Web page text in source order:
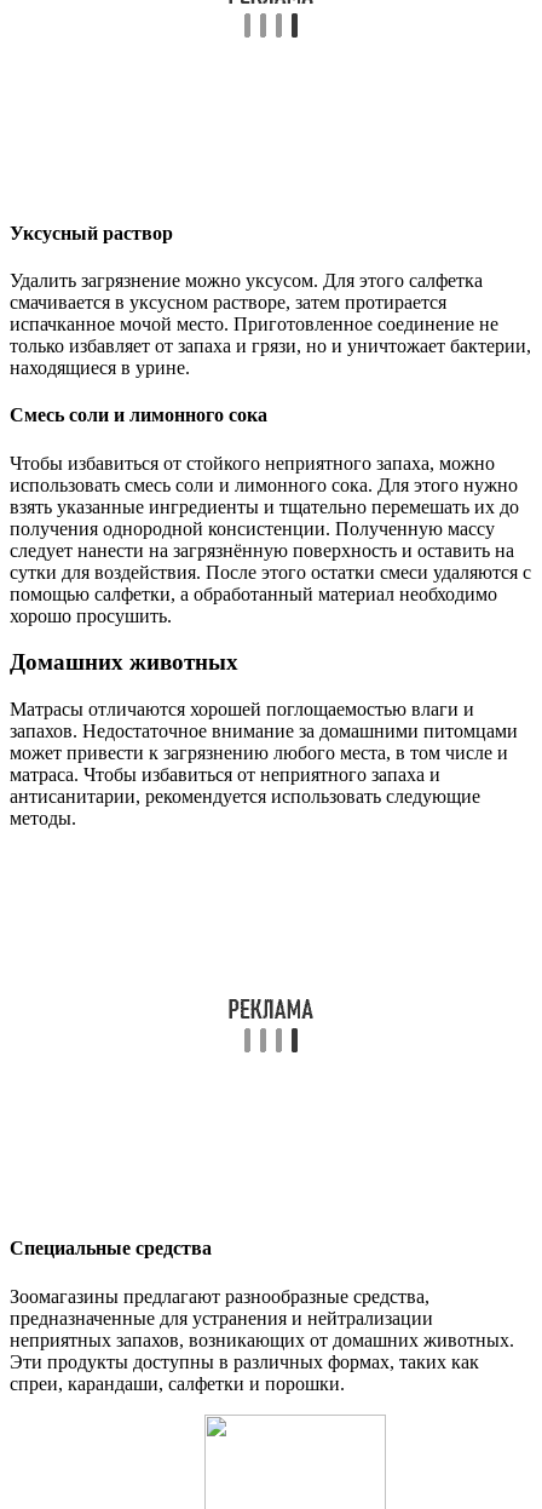
Уксусный раствор
Удалить загрязнение можно уксусом. Для этого салфетка
смачивается в уксусном растворе, затем протирается
испачканное мочой место. Приготовленное соединение не
только избавляет от запаха и грязи, но и уничтожает бактерии,
находящиеся в урине.
Смесь соли и лимонного сока
Чтобы избавиться от стойкого неприятного запаха, можно
использовать смесь соли и лимонного сока. Для этого нужно
взять указанные ингредиенты и тщательно перемешать их до
получения однородной консистенции. Полученную массу
следует нанести на загрязнённую поверхность и оставить на
сутки для воздействия. После этого остатки смеси удаляются с
помощью салфетки, а обработанный материал необходимо
хорошо просушить.
Домашних животных
Матрасы отличаются хорошей поглощаемостью влаги и
запахов. Недостаточное внимание за домашними питомцами
может привести к загрязнению любого места, в том числе и
матраса. Чтобы избавиться от неприятного запаха и
антисанитарии, рекомендуется использовать следующие
методы.
Специальные средства
Зоомагазины предлагают разнообразные средства,
предназначенные для устранения и нейтрализации
неприятных запахов, возникающих от домашних животных.
Эти продукты доступны в различных формах, таких как
спреи, карандаши, салфетки и порошки.